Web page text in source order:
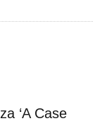
‘A Case